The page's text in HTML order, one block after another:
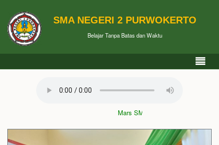
SMA NEGERI 2 PURWOKERTO
Belajar Tanpa Batas dan Waktu